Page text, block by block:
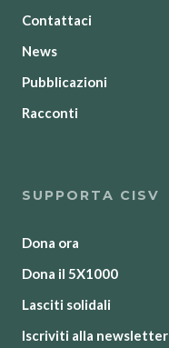
Contattaci
News
Pubblicazioni
Racconti
SUPPORTA CISV
Dona ora
Dona il 5X1000
Lasciti solidali
Iscriviti alla newsletter